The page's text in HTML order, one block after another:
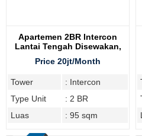
Apartemen 2BR Intercon
Lantai Tengah Disewakan,
Price 20jt/Month
Tower
: Intercon
Type Unit
: 2 BR
Luas
: 95 sqm